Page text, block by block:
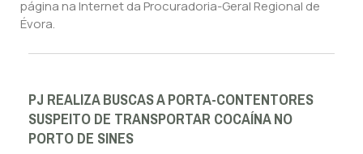
página na Internet da Procuradoria-Geral Regional de
Évora.
PJ REALIZA BUSCAS A PORTA-CONTENTORES
SUSPEITO DE TRANSPORTAR COCAÍNA NO
PORTO DE SINES